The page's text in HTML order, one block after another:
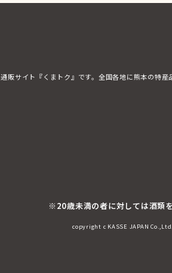
販サイト『くまトク』です。全国各地に熊本の特産
※20歳未満の者に対しては酒類を
copyright c KASSE JAPAN